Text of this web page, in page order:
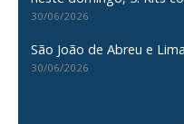
30/06/2026
São João de Abreu e
30/06/2026